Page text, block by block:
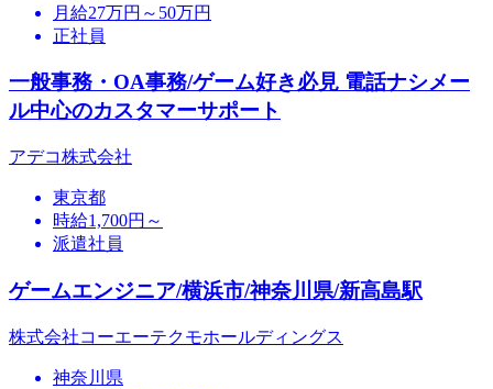
月給27万円～50万円
正社員
一般事務・OA事務/ゲーム好き必見 電話ナシメー
ル中心のカスタマーサポート
アデコ株式会社
東京都
時給1,700円～
派遣社員
ゲームエンジニア/横浜市/神奈川県/新高島駅
株式会社コーエーテクモホールディングス
神奈川県